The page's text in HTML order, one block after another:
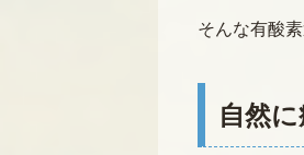
そんな有酸
自然